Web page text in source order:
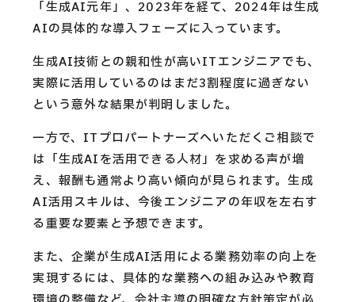
「生成AI元年」、2023年を経て、2024年は生成
AIの具体的な導入フェーズに入っています。
生成AI技術との親和性が高いITエンジニアでも、
実際に活用しているのはまだ3割程度に過ぎない
という意外な結果が判明しました。
一方で、ITプロパートナーズへいただくご相談で
は「生成AIを活用できる人材」を求める声が増
え、報酬も通常より高い傾向が見られます。生成
AI活用スキルは、今後エンジニアの年収を左右す
る重要な要素と予想できます。
また、企業が生成AI活用による業務効率の向上を
実現するには、具体的な業務への組み込みや教育